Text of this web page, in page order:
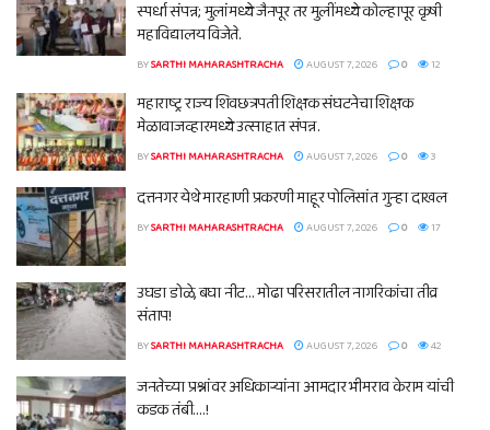
स्पर्धा संपन्न; मुलांमध्ये जैनपूर तर मुलींमध्ये कोल्हापूर कृषी
महाविद्यालय विजेते.
BYSARTHI MAHARASHTRACHA AUGUST 7, 2026 0 12
महाराष्ट्र राज्य शिवछत्रपती शिक्षक संघटनेचा शिक्षक
मेळावाजव्हारमध्ये उत्साहात संपन्न.
BYSARTHI MAHARASHTRACHA AUGUST 7, 2026 0 3
दत्तनगर येथे मारहाणी प्रकरणी माहूर पोलिसांत गुन्हा दाखल
BYSARTHI MAHARASHTRACHA AUGUST 7, 2026 0 17
उघडा डोळे, बघा नीट… मोढा परिसरातील नागरिकांचा तीव्र
संताप!
BYSARTHI MAHARASHTRACHA AUGUST 7, 2026 0 42
जनतेच्या प्रश्नांवर अधिकाऱ्यांना आमदार भीमराव केराम यांची
कडक तंबी….!